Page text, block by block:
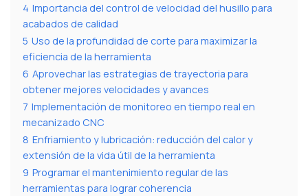
4 Importancia del control de velocidad del husillo para
acabados de calidad
5 Uso de la profundidad de corte para maximizar la
eficiencia de la herramienta
6 Aprovechar las estrategias de trayectoria para
obtener mejores velocidades y avances
7 Implementación de monitoreo en tiempo real en
mecanizado CNC
8 Enfriamiento y lubricación: reducción del calor y
extensión de la vida útil de la herramienta
9 Programar el mantenimiento regular de las
herramientas para lograr coherencia